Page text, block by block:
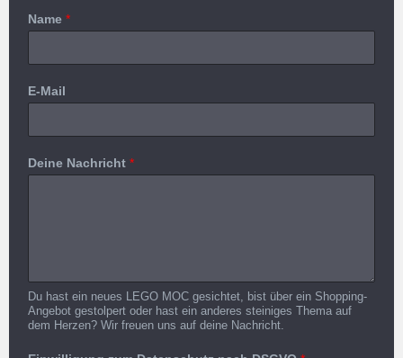
Name *
E-Mail
Deine Nachricht *
Du hast ein neues LEGO MOC gesichtet, bist über ein Shopping-
Angebot gestolpert oder hast ein anderes steiniges Thema auf
dem Herzen? Wir freuen uns auf deine Nachricht.